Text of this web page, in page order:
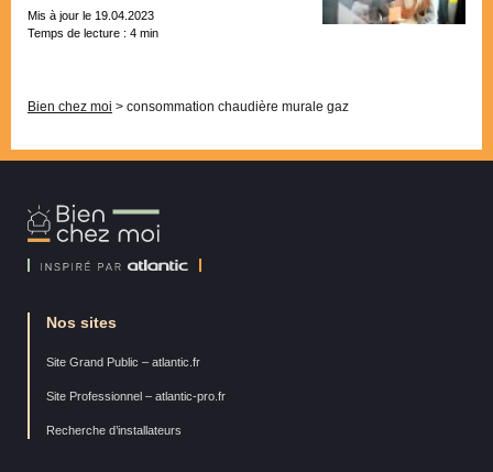
Mis à jour le 19.04.2023
Temps de lecture : 4 min
Bien chez moi > consommation chaudière murale gaz
Bien
Chez
Nos sites
Site Grand Public – atlantic.fr
Site Professionnel – atlantic-pro.fr
Recherche d’installateurs